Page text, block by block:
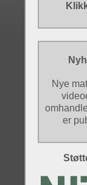
Nye
er